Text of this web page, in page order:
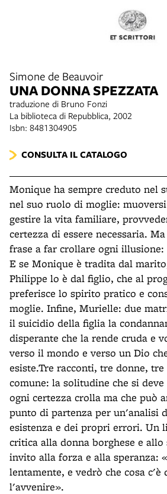
Simone de Beauvoir
UNA DONNA SPEZZATA
traduzione di Bruno Fonzi
La biblioteca di Repubblica, 2002
Isbn: 8481304905
CONSULTA IL CATALOGO
Monique ha sempre creduto nel
nel suo ruolo di moglie:
gestire la vita familiare,
certezza di essere necessaria.
frase a far crollare ogni illusione:
E se Monique è tradita dal
Philippe lo è dal figlio, che al
preferisce lo spirito pratico e
moglie. Infine, Murielle: due
il suicidio della figlia la
disperante che la rende cruda e
verso il mondo e verso un Dio
esiste.Tre racconti, tre donne,
comune: la solitudine che si
ogni certezza crolla ma che può
punto di partenza per un'analisi
esistenza e dei propri errori. Un
critica alla donna borghese e
invito alla forza e alla speranza:
lentamente, e vedrò che cosa c'è
l'avvenire».